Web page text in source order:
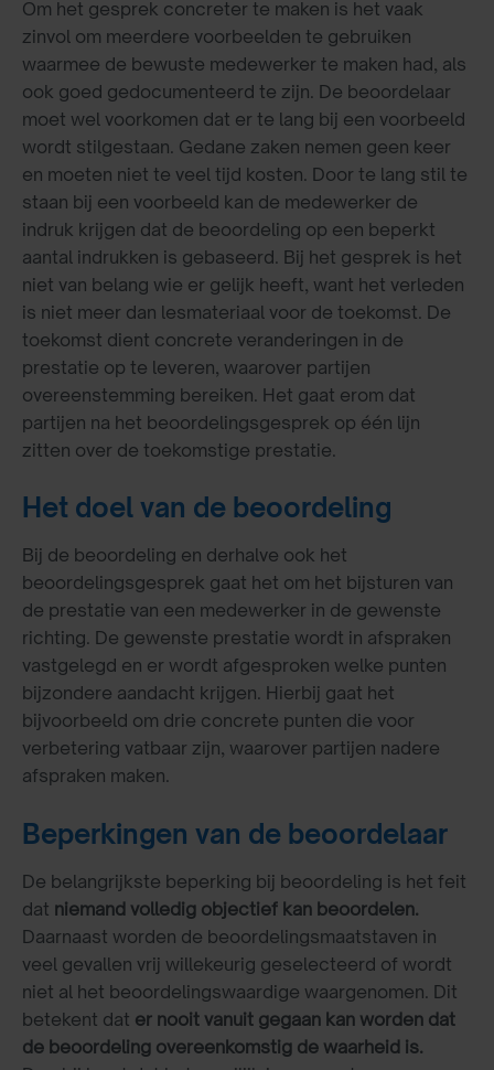
Om het gesprek concreter te maken is het vaak
zinvol om meerdere voorbeelden te gebruiken
waarmee de bewuste medewerker te maken had, als
ook goed gedocumenteerd te zijn. De beoordelaar
moet wel voorkomen dat er te lang bij een voorbeeld
wordt stilgestaan. Gedane zaken nemen geen keer
en moeten niet te veel tijd kosten. Door te lang stil te
staan bij een voorbeeld kan de medewerker de
indruk krijgen dat de beoordeling op een beperkt
aantal indrukken is gebaseerd. Bij het gesprek is het
niet van belang wie er gelijk heeft, want het verleden
is niet meer dan lesmateriaal voor de toekomst. De
toekomst dient concrete veranderingen in de
prestatie op te leveren, waarover partijen
overeenstemming bereiken. Het gaat erom dat
partijen na het beoordelingsgesprek op één lijn
zitten over de toekomstige prestatie.
Het doel van de beoordeling
Bij de beoordeling en derhalve ook het
beoordelingsgesprek gaat het om het bijsturen van
de prestatie van een medewerker in de gewenste
richting. De gewenste prestatie wordt in afspraken
vastgelegd en er wordt afgesproken welke punten
bijzondere aandacht krijgen. Hierbij gaat het
bijvoorbeeld om drie concrete punten die voor
verbetering vatbaar zijn, waarover partijen nadere
afspraken maken.
Beperkingen van de beoordelaar
De belangrijkste beperking bij beoordeling is het feit
dat niemand volledig objectief kan beoordelen.
Daarnaast worden de beoordelingsmaatstaven in
veel gevallen vrij willekeurig geselecteerd of wordt
niet al het beoordelingswaardige waargenomen. Dit
betekent dat er nooit vanuit gegaan kan worden dat
de beoordeling overeenkomstig de waarheid is.